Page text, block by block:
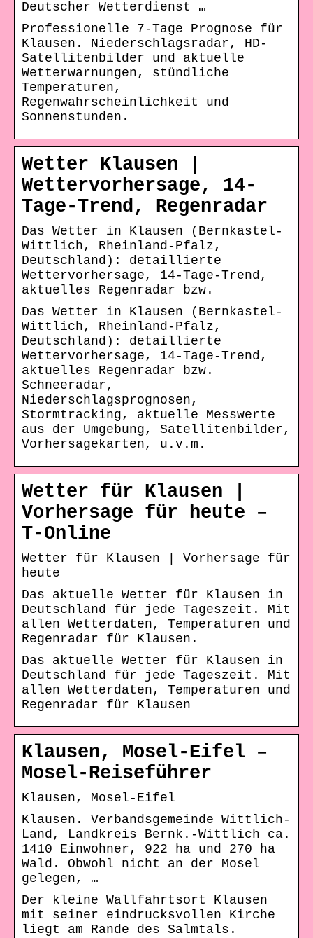
Deutscher Wetterdienst …
Professionelle 7-Tage Prognose für
Klausen. Niederschlagsradar, HD-
Satellitenbilder und aktuelle
Wetterwarnungen, stündliche
Temperaturen,
Regenwahrscheinlichkeit und
Sonnenstunden.
Wetter Klausen |
Wettervorhersage, 14-
Tage-Trend, Regenradar
Das Wetter in Klausen (Bernkastel-
Wittlich, Rheinland-Pfalz,
Deutschland): detaillierte
Wettervorhersage, 14-Tage-Trend,
aktuelles Regenradar bzw.
Das Wetter in Klausen (Bernkastel-
Wittlich, Rheinland-Pfalz,
Deutschland): detaillierte
Wettervorhersage, 14-Tage-Trend,
aktuelles Regenradar bzw.
Schneeradar,
Niederschlagsprognosen,
Stormtracking, aktuelle Messwerte
aus der Umgebung, Satellitenbilder,
Vorhersagekarten, u.v.m.
Wetter für Klausen |
Vorhersage für heute –
T-Online
Wetter für Klausen | Vorhersage für
heute
Das aktuelle Wetter für Klausen in
Deutschland für jede Tageszeit. Mit
allen Wetterdaten, Temperaturen und
Regenradar für Klausen.
Das aktuelle Wetter für Klausen in
Deutschland für jede Tageszeit. Mit
allen Wetterdaten, Temperaturen und
Regenradar für Klausen
Klausen, Mosel-Eifel –
Mosel-Reiseführer
Klausen, Mosel-Eifel
Klausen. Verbandsgemeinde Wittlich-
Land, Landkreis Bernk.-Wittlich ca.
1410 Einwohner, 922 ha und 270 ha
Wald. Obwohl nicht an der Mosel
gelegen, …
Der kleine Wallfahrtsort Klausen
mit seiner eindrucksvollen Kirche
liegt am Rande des Salmtals.